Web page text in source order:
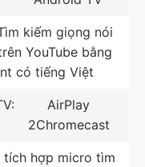
lượng hình ảnh từ
gần chuẩn 4K,
kiếm giọng nói
YouTube bằng
có tiếng Việt
AirPlay
2Chromecast
tích hợp micro tìm